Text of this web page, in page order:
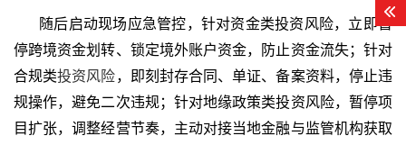
随后启动现场应急管控，针对资金类投资风险，立即暂
停跨境资金划转、锁定境外账户资金，防止资金流失；针对
合规类投资风险，即刻封存合同、单证、备案资料，停止违
规操作，避免二次违规；针对地缘政策类投资风险，暂停项
目扩张，调整经营节奏，主动对接当地金融与监管机构获取